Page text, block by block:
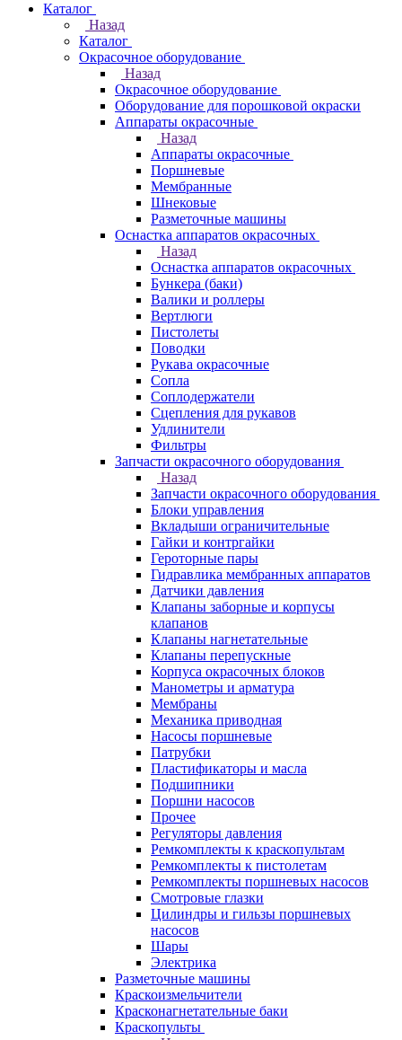
Каталог
Назад
Каталог
Окрасочное оборудование
Назад
Окрасочное оборудование
Оборудование для порошковой окраски
Аппараты окрасочные
Назад
Аппараты окрасочные
Поршневые
Мембранные
Шнековые
Разметочные машины
Оснастка аппаратов окрасочных
Назад
Оснастка аппаратов окрасочных
Бункера (баки)
Валики и роллеры
Вертлюги
Пистолеты
Поводки
Рукава окрасочные
Сопла
Соплодержатели
Сцепления для рукавов
Удлинители
Фильтры
Запчасти окрасочного оборудования
Назад
Запчасти окрасочного оборудования
Блоки управления
Вкладыши ограничительные
Гайки и контргайки
Героторные пары
Гидравлика мембранных аппаратов
Датчики давления
Клапаны заборные и корпусы
клапанов
Клапаны нагнетательные
Клапаны перепускные
Корпуса окрасочных блоков
Манометры и арматура
Мембраны
Механика приводная
Насосы поршневые
Патрубки
Пластификаторы и масла
Подшипники
Поршни насосов
Прочее
Регуляторы давления
Ремкомплекты к краскопультам
Ремкомплекты к пистолетам
Ремкомплекты поршневых насосов
Смотровые глазки
Цилиндры и гильзы поршневых
насосов
Шары
Электрика
Разметочные машины
Краскоизмельчители
Красконагнетательные баки
Краскопульты